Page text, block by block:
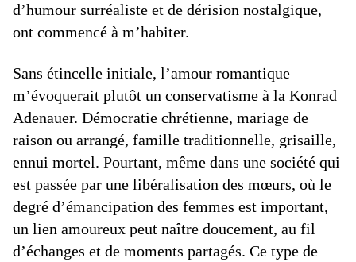
d’humour surréaliste et de dérision nostalgique,
ont commencé à m’habiter.
Sans étincelle initiale, l’amour romantique
m’évoquerait plutôt un conservatisme à la Konrad
Adenauer. Démocratie chrétienne, mariage de
raison ou arrangé, famille traditionnelle, grisaille,
ennui mortel. Pourtant, même dans une société qui
est passée par une libéralisation des mœurs, où le
degré d’émancipation des femmes est important,
un lien amoureux peut naître doucement, au fil
d’échanges et de moments partagés. Ce type de